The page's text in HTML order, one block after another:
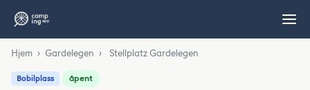
Hjem › Gardelegen › Stellplatz Gardelegen
Bobilplass åpent